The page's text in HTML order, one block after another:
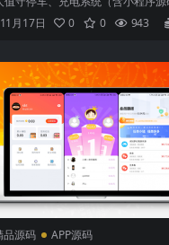
码）
码、停车屏，岗亭源码）智慧停车
充电系统、主要实现车辆停车系
停车系统费用余额管理、停车系统
11月17日 0 0 943
品源码 APP源码